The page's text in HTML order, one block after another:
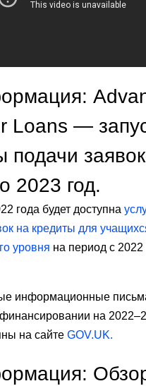
Loans —
подачи
2023 год.
года будет доступна
на кредиты для
уровня на период с 2022
информационные
на
на сайте GOV.UK.